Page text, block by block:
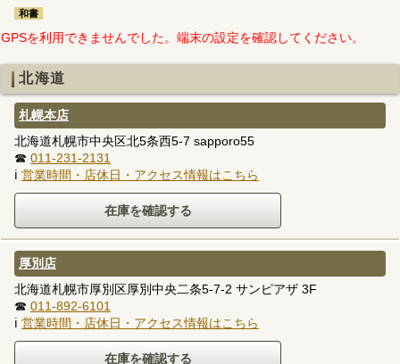
和書
GPSを利用できませんでした。端末の設定を確認してください。
北海道
札幌本店
北海道札幌市中央区北5条西5-7 sapporo55
☎ 011-231-2131
ℹ 営業時間・店休日・アクセス情報はこちら
厚別店
北海道札幌市厚別区厚別中央二条5-7-2 サンピアザ 3F
☎ 011-892-6101
ℹ 営業時間・店休日・アクセス情報はこちら